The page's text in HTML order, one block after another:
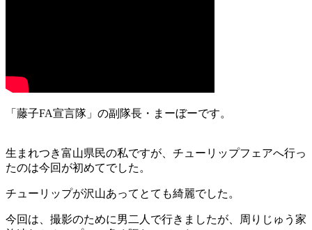
「藤子FA宣言隊」の副隊長・まーぼーです。
生まれつき富山県民の私ですが、チューリップフェアへ行っ
たのは今回が初めてでした。
チューリップが沢山あってとても綺麗でした。
今回は、撮影のために男二人で行きましたが、周りじゅう家